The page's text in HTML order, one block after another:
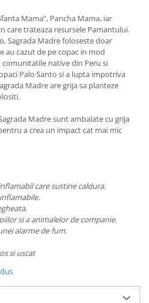
Mama”, Pancha Mama, iar
care trateaza resursele Pamantului.
Sagrada Madre foloseste doar
au cazut de pe copac in mod
comunitatile native din Peru si
Palo Santo si a lupta impotriva
Madre are grija sa planteze
Madre sunt ambalate cu grija
a crea un impact cat mai mic
care sustine caldura.
si a animalelor de companie.
alarme de fum.
si uscat